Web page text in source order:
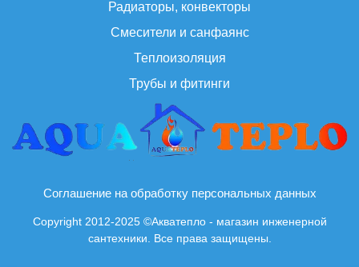
Радиаторы, конвекторы
Смесители и санфаянс
Теплоизоляция
Трубы и фитинги
Соглашение на обработку персональных данных
Copyright 2012-2025 ©Акватепло - магазин инженерной
сантехники. Все права защищены.